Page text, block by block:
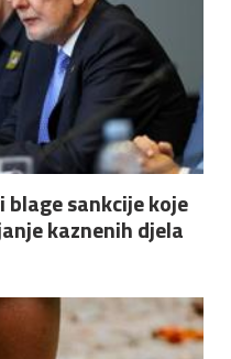
sankcije koje
kaznenih djela